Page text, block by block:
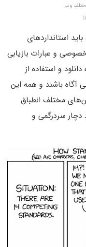
وب
از وب ۳ کاربران باید استانداردهای
و عبارات بازیابی
و استفاده از
آگاه باشند و همه این
مختلف انطباق
دچار سردرگمی و